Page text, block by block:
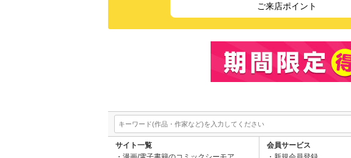
ご来店ポイント
サイト一覧
会員サービス